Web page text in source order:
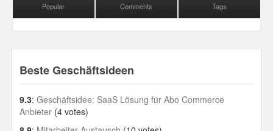
Popular Comments Tags
Beste Geschäftsideen
9.3: Geschäftsidee: SaaS Lösung für Abo Commerce
Anbieter (4 votes)